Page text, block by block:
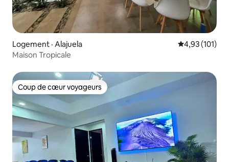
Logement · Alajuela Note
4,93 (101)
Maison Tropicale
Coup de cœur voyageurs
Coup de cœur voyageurs